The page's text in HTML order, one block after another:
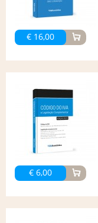
€ 16,00
€ 6,00